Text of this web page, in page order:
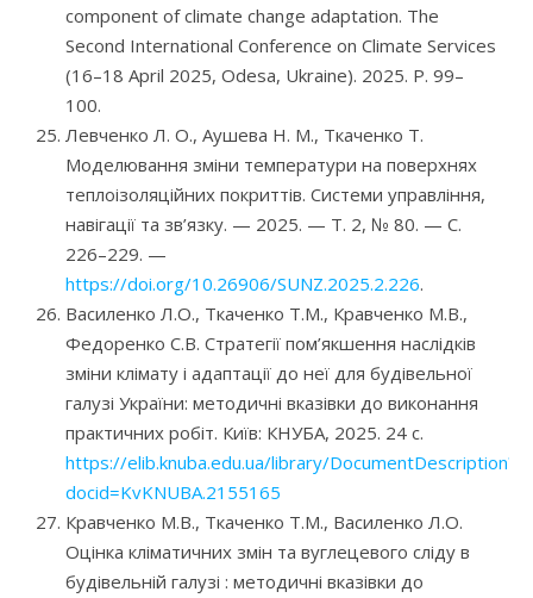
component of climate change adaptation. The
Second International Conference on Climate Services
(16–18 April 2025, Odesa, Ukraine). 2025. P. 99–
100.
Левченко Л. О., Аушева Н. М., Ткаченко Т.
Моделювання зміни температури на поверхнях
теплоізоляційних покриттів. Системи управління,
навігації та зв’язку. — 2025. — Т. 2, № 80. — С.
226–229. —
https://doi.org/10.26906/SUNZ.2025.2.226.
Василенко Л.О., Ткаченко Т.М., Кравченко М.В.,
Федоренко С.В. Стратегії пом’якшення наслідків
зміни клімату і адаптації до неї для будівельної
галузі України: методичні вказівки до виконання
практичних робіт. Київ: КНУБА, 2025. 24 с.
https://elib.knuba.edu.ua/library/DocumentDescription?
docid=KvKNUBA.2155165
Кравченко М.В., Ткаченко Т.М., Василенко Л.О.
Оцінка кліматичних змін та вуглецевого сліду в
будівельній галузі : методичні вказівки до